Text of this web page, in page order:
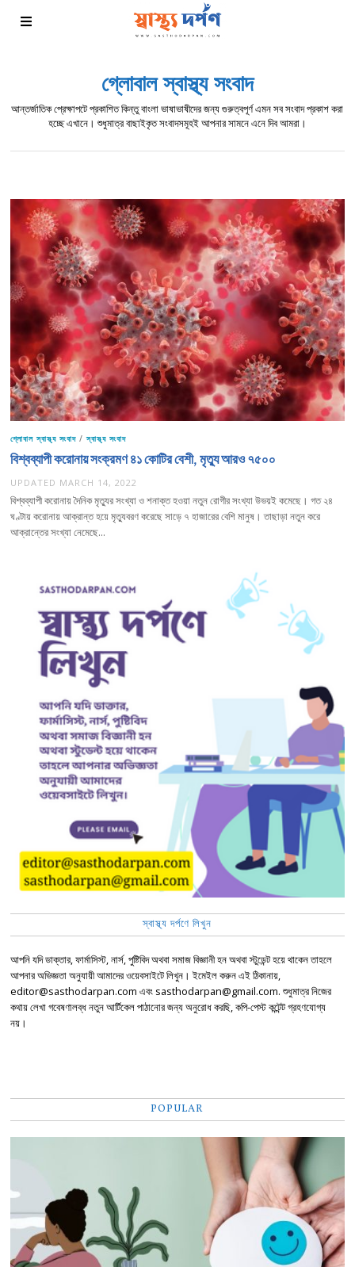
গ্লোবাল স্বাস্থ্য সংবাদ
আন্তর্জাতিক প্রেক্ষাপটে প্রকাশিত কিন্তু বাংলা ভাষাভাষীদের জন্য গুরুত্বপূর্ণ এমন সব সংবাদ প্রকাশ করা
হচ্ছে এখানে। শুধুমাত্র বাছাইকৃত সংবাদসমূহই আপনার সামনে এনে দিব আমরা।
গ্লোবাল স্বাস্থ্য সংবাদ / স্বাস্থ্য সংবাদ
বিশ্বব্যাপী করোনায় সংক্রমণ ৪১ কোটির বেশী, মৃত্যু আরও ৭৫০০
UPDATED MARCH 14, 2022
বিশ্বব্যাপী করোনায় দৈনিক মৃত্যুর সংখ্যা ও শনাক্ত হওয়া নতুন রোগীর সংখ্যা উভয়ই কমেছে। গত ২৪
ঘণ্টায় করোনায় আক্রান্ত হয়ে মৃত্যুবরণ করেছে সাড়ে ৭ হাজারের বেশি মানুষ। তাছাড়া নতুন করে
আক্রান্তের সংখ্যা নেমেছে…
স্বাস্থ্য দর্পণে লিখুন
আপনি যদি ডাক্তার, ফার্মাসিস্ট, নার্স, পুষ্টিবিদ অথবা সমাজ বিজ্ঞানী হন অথবা স্টুডেন্ট হয়ে থাকেন তাহলে
আপনার অভিজ্ঞতা অনুযায়ী আমাদের ওয়েবসাইটে লিখুন। ইমেইল করুন এই ঠিকানায়,
editor@sasthodarpan.com এবং sasthodarpan@gmail.com. শুধুমাত্র নিজের
কথায় লেখা গবেষণালব্ধ নতুন আর্টিকেল পাঠানোর জন্য অনুরোধ করছি, কপি-পেস্ট কন্টেন্ট গ্রহণযোগ্য
নয়।
POPULAR